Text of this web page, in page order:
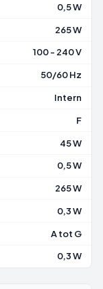
0,5 W
265 W
100 - 240 V
50/60 Hz
Intern
F
45 W
0,5 W
265 W
0,3 W
A tot G
0,3 W